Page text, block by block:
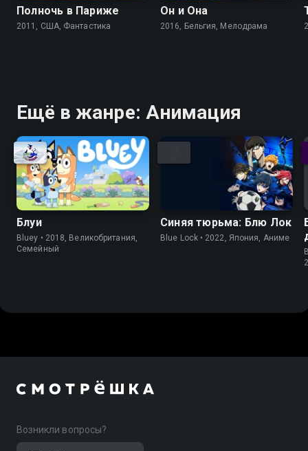
Полночь в Париже
2011, США, Фантастика
Он и Она
2016, Бельгия, Мелодрама
Ещё в жанре: Анимация
Блуи
Bluey • 2018, Великобритания,
Cемейный
Синяя тюрьма: Блю Лок
Blue Lock • 2022, Япония, Аниме
Возникли вопросы?